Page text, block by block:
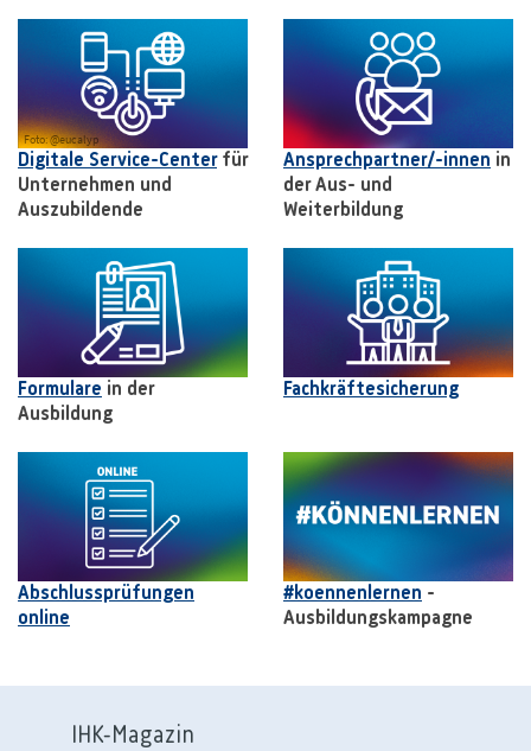
Foto: @eucalyp
Digitale Service-Centerfür
Unternehmen und
Auszubildende
Ansprechpartner/-innen in
der Aus- und
Weiterbildung
Formulare in der
Ausbildung
Fachkräftesicherung
Abschlussprüfungen
online
#koennenlernen -
Ausbildungskampagne
IHK-Magazin